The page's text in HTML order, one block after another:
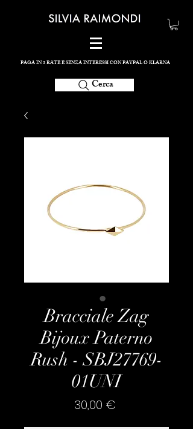
PAGA IN 3 RATE E SENZA INTERESSI CON PAYPAL O KLARNA
Cerca
Bracciale Zag
Bijoux Paterno
Rush - SBJ27769-
01UNI
30,00 €